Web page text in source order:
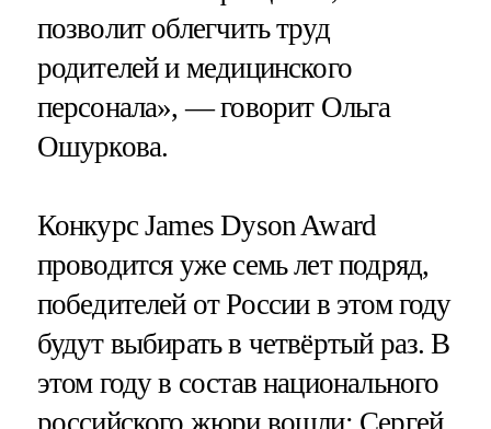
позволит облегчить труд
родителей и медицинского
персонала», — говорит Ольга
Ошуркова.
Конкурс James Dyson Award
проводится уже семь лет подряд,
победителей от России в этом году
будут выбирать в четвёртый раз. В
этом году в состав национального
российского жюри вошли: Сергей